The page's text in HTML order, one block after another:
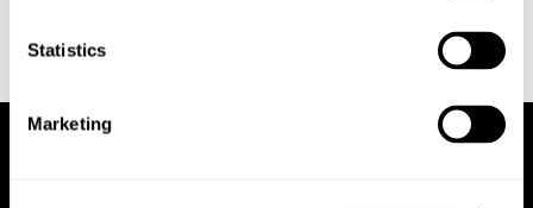
Statistics
Marketing
theory of attention. CognitivePsychology , 12 (1), 97-136.
https://doi.org/10.1016/0010-0285(80)90005-5